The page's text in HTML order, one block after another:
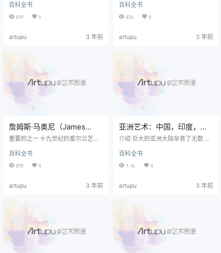
汇 摄影是一种基于镜头的艺术吗？
在正在进行的关于是否 摄影 应该被
视为基于镜头的一种 美术 ，一些批
术而非真正有创意的摄影作品而制
相比之下，一个不知道如何绘画，
雕刻或雕刻的人将很难创建出可接
受的绘画或雕像…
百科全书
839 0
artupu 3 年前
他的绘画风格以及他一系列的幽默
自画像 与唐吉Don德比较，布莱恩·
伯克（Brian Bourke）出生于 都柏
术与设计学院 在都柏林和伦敦的圣
图形展览的爱尔兰代表。 同年，他
获得了艺术理事会…
百科全书
836 0
artupu 3 年前
詹姆斯·马奥尼（James
Mahoney），爱尔兰艺术
重要的之一 十九世纪的爱尔兰艺术
ahony）是著名的水彩画家，插图画
家和素描画家（并且在各地旅
行），他的作品以图解方式描绘了
出生在 软木 作为木匠的儿子，马奥
后才32岁回到他的故乡。 水彩画 ，
他在 皇家西伯利亚学院 …
百科全书
878 0
artupu 3 年前
亚洲艺术：中国，印度，日
本，东南亚
介绍 巨大的亚洲大陆孕育了无数 艺
例如，最早出现在中国，大规模出
现在中国 青铜雕塑 ，养蚕以及 玉雕
和漆器，以及 书法 。 在其他领域-
造力和创造力是无与伦比的，而在
（例如韩国和日本）的手工艺品产
生了重大影响，尽管日本艺术…
百科全书
1.1k 0
artupu 3 年前